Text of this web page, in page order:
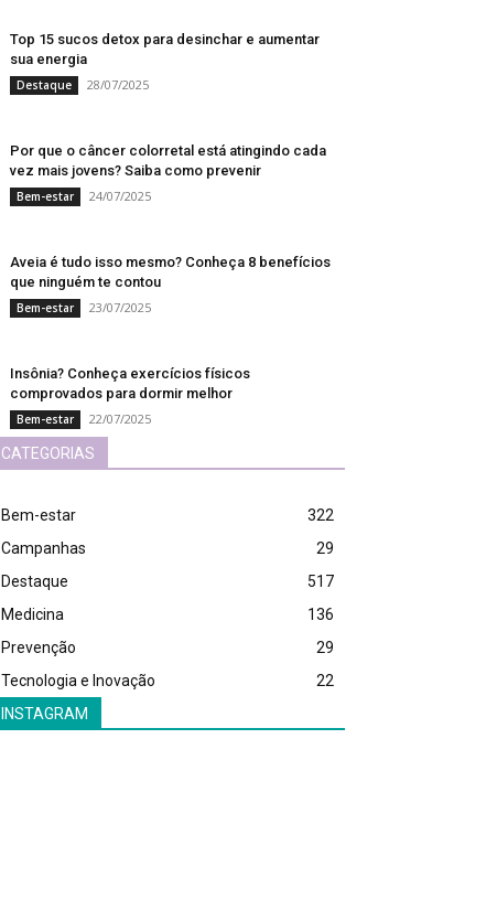
Top 15 sucos detox para desinchar e aumentar
sua energia
Destaque 28/07/2025
Por que o câncer colorretal está atingindo cada
vez mais jovens? Saiba como prevenir
Bem-estar 24/07/2025
Aveia é tudo isso mesmo? Conheça 8 benefícios
que ninguém te contou
Bem-estar 23/07/2025
Insônia? Conheça exercícios físicos
comprovados para dormir melhor
Bem-estar 22/07/2025
CATEGORIAS
Bem-estar
322
Campanhas
29
Destaque
517
Medicina
136
Prevenção
29
Tecnologia e Inovação
22
INSTAGRAM